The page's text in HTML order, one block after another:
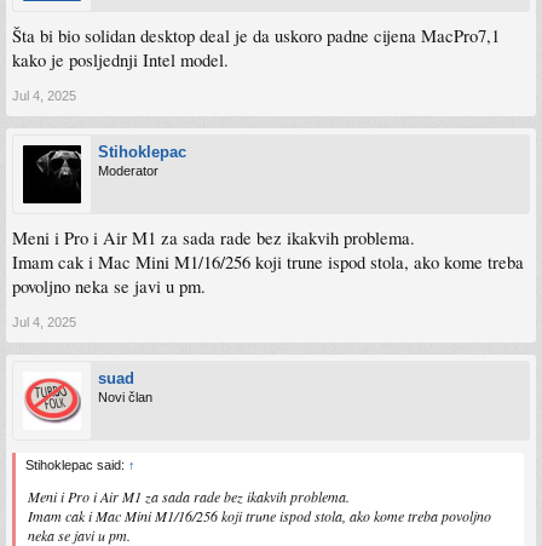
Šta bi bio solidan desktop deal je da uskoro padne cijena MacPro7,1
kako je posljednji Intel model.
Jul 4, 2025
Stihoklepac
Moderator
Meni i Pro i Air M1 za sada rade bez ikakvih problema.
Imam cak i Mac Mini M1/16/256 koji trune ispod stola, ako kome treba
povoljno neka se javi u pm.
Jul 4, 2025
suad
Novi član
Stihoklepac said: ↑
Meni i Pro i Air M1 za sada rade bez ikakvih problema.
Imam cak i Mac Mini M1/16/256 koji trune ispod stola, ako kome treba povoljno
neka se javi u pm.